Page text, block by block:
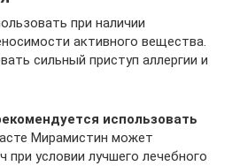
при наличии
активного вещества.
сильный приступ аллергии и
использовать
Мирамистин может
при условии лучшего лечебного